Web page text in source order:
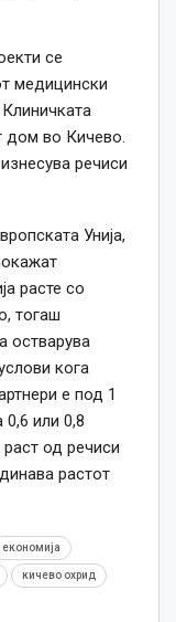
се
медицински
дом во Кичево.
речиси
Унија,
расте со
тогаш
остварува
кога
е под 1
0,6 или 0,8
од речиси
растот
економија
кичево охрид